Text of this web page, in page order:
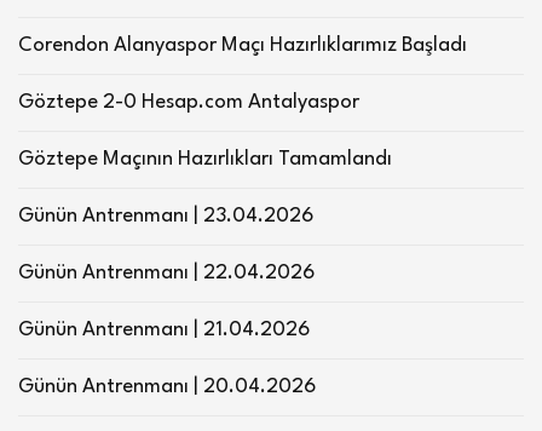
Corendon Alanyaspor Maçı Hazırlıklarımız Başladı
Göztepe 2-0 Hesap.com Antalyaspor
Göztepe Maçının Hazırlıkları Tamamlandı
Günün Antrenmanı | 23.04.2026
Günün Antrenmanı | 22.04.2026
Günün Antrenmanı | 21.04.2026
Günün Antrenmanı | 20.04.2026